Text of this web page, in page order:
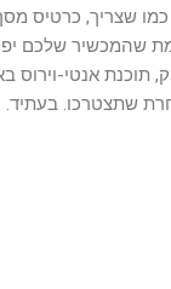
שהמכשיר שלכם